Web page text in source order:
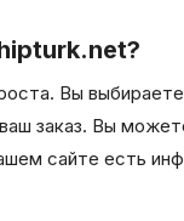
Вы
заказ. Вы
сайте есть